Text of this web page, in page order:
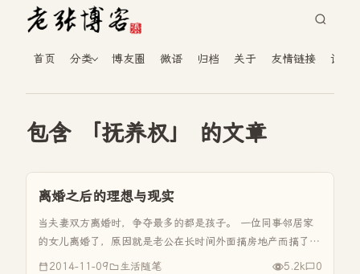
首页 分类 博友圈 微语 归档 关于 友情链接 读者
包含 「抚养权」 的文章
离婚之后的理想与现实
当夫妻双方离婚时，争夺最多的都是孩子。 一位同事邻居家
的女儿离婚了，原因就是老公在长时间外面搞房地产而搞了个
小三。小三在她快要生孩子时经常打电话骚扰，孩子没出生时
2014-11-09 生活随笔 5.2k 0